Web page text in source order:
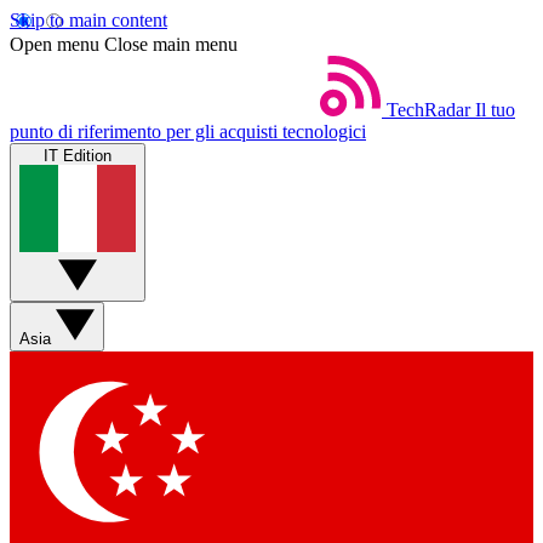
Skip to main content
Open menu Close main menu
TechRadar Il tuo
punto di riferimento per gli acquisti tecnologici
IT Edition
Asia